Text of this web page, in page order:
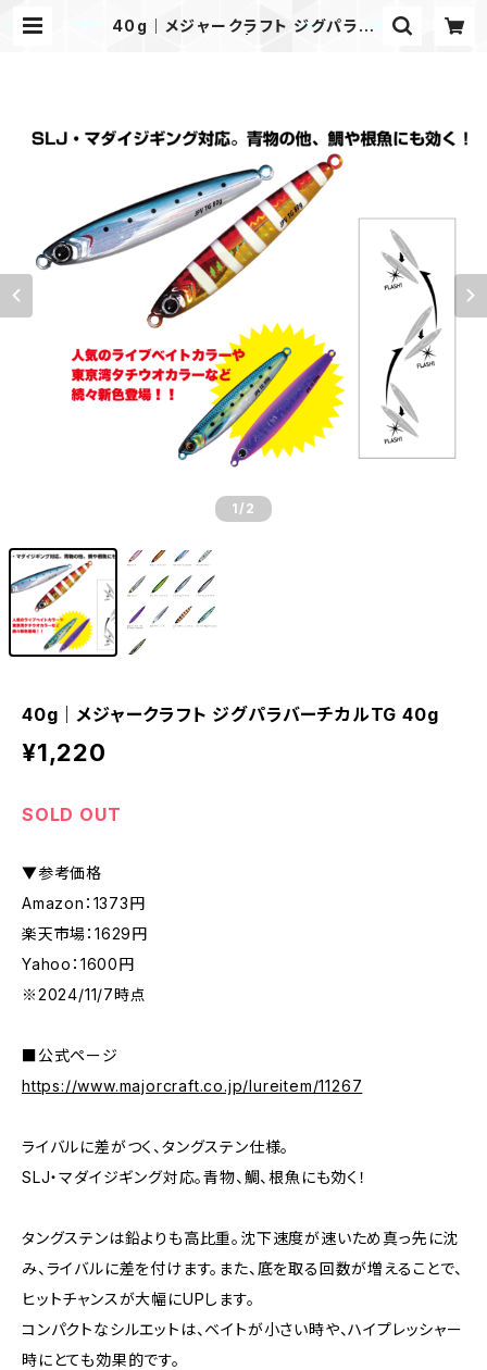
40g｜メジャークラフト ジグパラバ
1 /2
40g｜メジャークラフト ジグパラバーチカルTG 40g
¥1,220
SOLD OUT
▼参考価格
Amazon：1373円
楽天市場：1629円
Yahoo：1600円
※2024/11/7時点
■公式ページ
https://www.majorcraft.co.jp/lureitem/11267
ライバルに差がつく、タングステン仕様。
SLJ・マダイジギング対応。青物、鯛、根魚にも効く！
タングステンは鉛よりも高比重。沈下速度が速いため真っ先に沈
み、ライバルに差を付けます。また、底を取る回数が増えることで、
ヒットチャンスが大幅にUPします。
コンパクトなシルエットは、ベイトが小さい時や、ハイプレッシャー
時にとても効果的です。